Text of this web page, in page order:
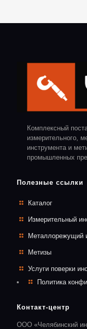
Комплексный
измерительного,
инструмента и
промышленных
Полезные ссылки
Каталог
Измерительный
Металлорежущий
Метизы
Услуги поверки
Политика
Контакт-центр
ООО «Челябинский